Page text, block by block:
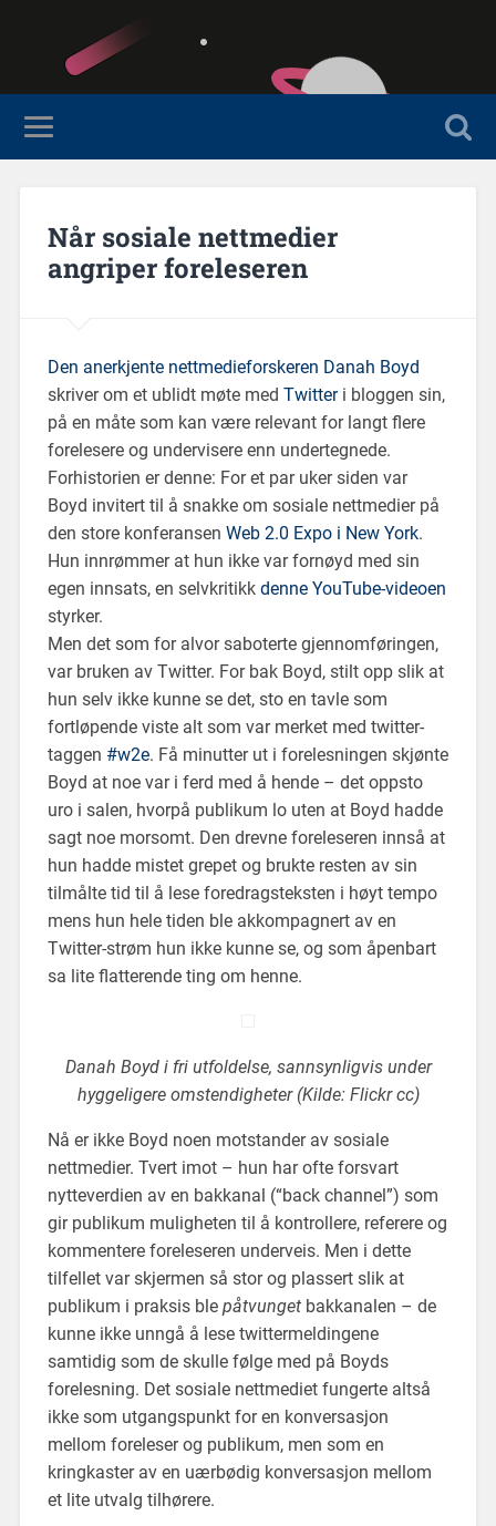
Når sosiale nettmedier
angriper foreleseren
Den anerkjente nettmedieforskeren Danah Boyd
skriver om et ublidt møte med Twitteri bloggen sin,
på en måte som kan være relevant for langt flere
forelesere og undervisere enn undertegnede.
Forhistorien er denne: For et par uker siden var
Boyd invitert til å snakke om sosiale nettmedier på
den store konferansen Web 2.0 Expo i New York.
Hun innrømmer at hun ikke var fornøyd med sin
egen innsats, en selvkritikk denne YouTube-videoen
styrker.
Men det som for alvor saboterte gjennomføringen,
var bruken av Twitter. For bak Boyd, stilt opp slik at
hun selv ikke kunne se det, sto en tavle som
fortløpende viste alt som var merket med twitter-
taggen #w2e. Få minutter ut i forelesningen skjønte
Boyd at noe var i ferd med å hende – det oppsto
uro i salen, hvorpå publikum lo uten at Boyd hadde
sagt noe morsomt. Den drevne foreleseren innså at
hun hadde mistet grepet og brukte resten av sin
tilmålte tid til å lese foredragsteksten i høyt tempo
mens hun hele tiden ble akkompagnert av en
Twitter-strøm hun ikke kunne se, og som åpenbart
sa lite flatterende ting om henne.
Danah Boyd i fri utfoldelse, sannsynligvis under
hyggeligere omstendigheter (Kilde: Flickr cc)
Nå er ikke Boyd noen motstander av sosiale
nettmedier. Tvert imot – hun har ofte forsvart
nytteverdien av en bakkanal (“back channel”) som
gir publikum muligheten til å kontrollere, referere og
kommentere foreleseren underveis. Men i dette
tilfellet var skjermen så stor og plassert slik at
publikum i praksis ble påtvungetbakkanalen – de
kunne ikke unngå å lese twittermeldingene
samtidig som de skulle følge med på Boyds
forelesning. Det sosiale nettmediet fungerte altså
ikke som utgangspunkt for en konversasjon
mellom foreleser og publikum, men som en
kringkaster av en uærbødig konversasjon mellom
et lite utvalg tilhørere.